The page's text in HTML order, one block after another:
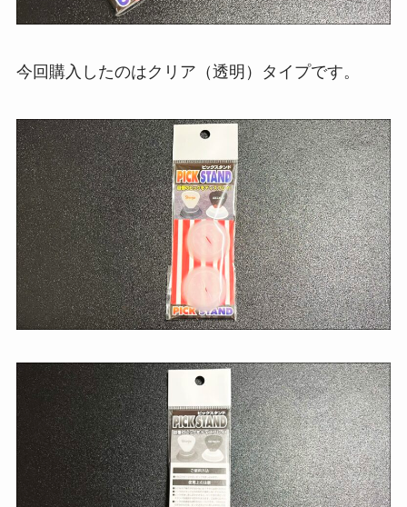
今回購入したのはクリア（透明）タイプです。